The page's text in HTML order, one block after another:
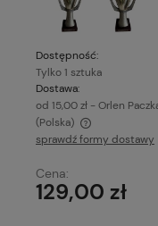
Dostępność:
Tylko 1 sztuka
Dostawa:
od 15,00 zł - Orlen
(Polska)
Cena nie zawiera
sprawdź formy dostawy
Cena:
129,00 zł